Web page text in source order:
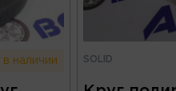
в наличии SOLID